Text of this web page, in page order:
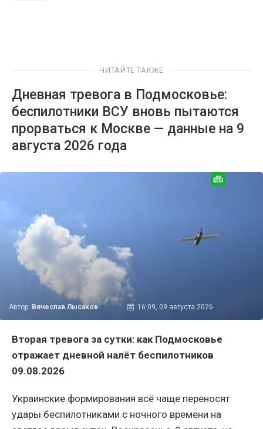
ЧИТАЙТЕ ТАКЖЕ
Дневная тревога в Подмосковье:
беспилотники ВСУ вновь пытаются
прорваться к Москве — данные на 9
августа 2026 года
Автор: Вячеслав Лысаков 16:09, 09 августа 2026
Вторая тревога за сутки: как Подмосковье
отражает дневной налёт беспилотников
09.08.2026
Украинские формирования всё чаще переносят
удары беспилотниками с ночного времени на